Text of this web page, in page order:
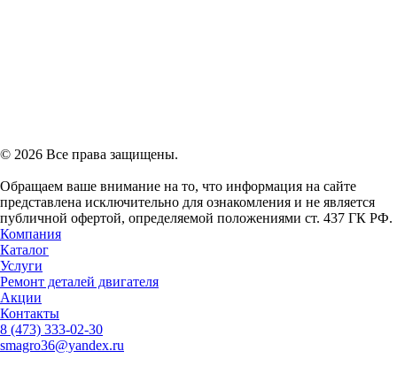
© 2026 Все права защищены.
Обращаем ваше внимание на то, что информация на сайте
представлена исключительно для ознакомления и не является
публичной офертой, определяемой положениями ст. 437 ГК РФ.
Компания
Каталог
Услуги
Ремонт деталей двигателя
Акции
Контакты
8 (473) 333-02-30
smagro36@yandex.ru